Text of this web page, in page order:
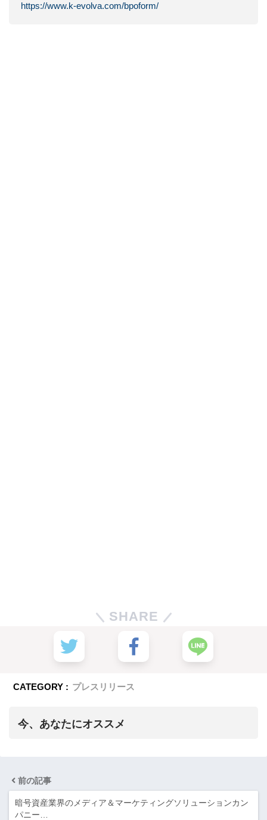
https://www.k-evolva.com/bpoform/
SHARE
CATEGORY : プレスリリース
今、あなたにオススメ
前の記事
暗号資産業界のメディア＆マーケティングソリューションカン
パニー…